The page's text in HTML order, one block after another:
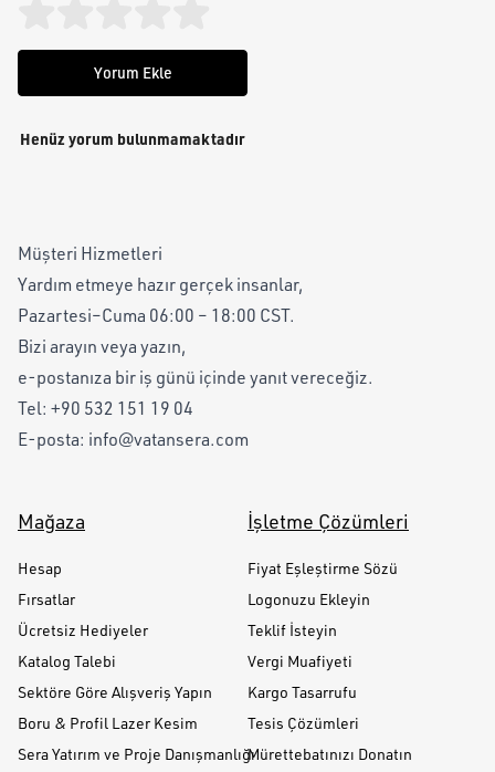
Yorum Ekle
Henüz yorum bulunmamaktadır
Müşteri Hizmetleri
Yardım etmeye hazır gerçek insanlar,
Pazartesi–Cuma 06:00 – 18:00 CST.
Bizi arayın veya yazın,
e-postanıza bir iş günü içinde yanıt vereceğiz.
Tel: +90 532 151 19 04
E-posta: info@vatansera.com
Mağaza
Hesap
Fırsatlar
Ücretsiz Hediyeler
Katalog Talebi
Sektöre Göre Alışveriş Yapın
Boru & Profil Lazer Kesim
Sera Yatırım ve Proje Danışmanlığı
İşletme Çözümleri
Fiyat Eşleştirme Sözü
Logonuzu Ekleyin
Teklif İsteyin
Vergi Muafiyeti
Kargo Tasarrufu
Tesis Çözümleri
Mürettebatınızı Donatın